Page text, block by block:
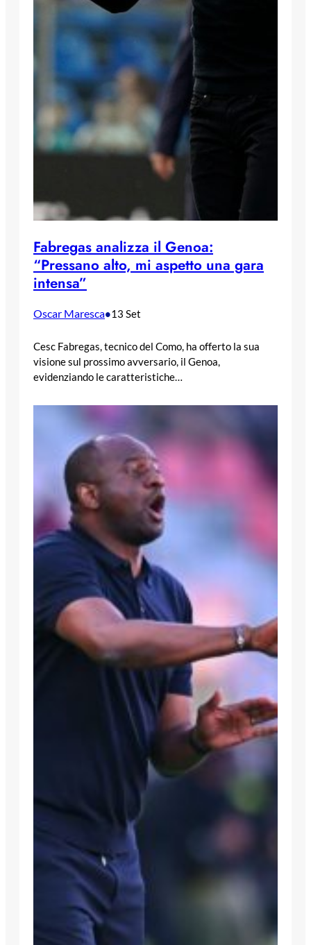
Fabregas analizza il Genoa:
“Pressano alto, mi aspetto una gara
intensa”
Oscar Maresca•13 Set
Cesc Fabregas, tecnico del Como, ha offerto la sua
visione sul prossimo avversario, il Genoa,
evidenziando le caratteristiche…